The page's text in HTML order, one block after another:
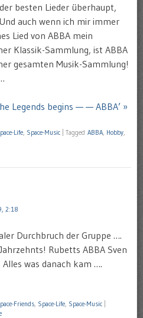
besten Lieder überhaupt,
auch wenn ich mir immer
Lied von ABBA mein
Klassik-Sammlung, ist ABBA
gesamten Musik-Sammlung!
Legends begins — — ABBA’ »
Life Space-Music Tagged ABBA Hobby
2:18
Durchbruch der Gruppe ….
Rubetts ABBA Sven
was danach kam ….
Friends Space-Life Space-Music